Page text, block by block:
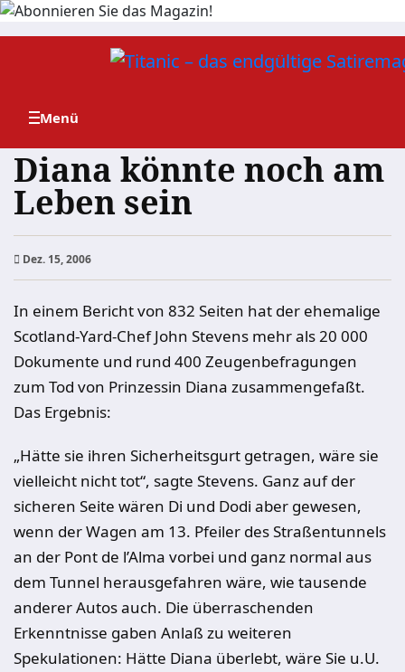
Zum
Diana könnte noch am
Leben sein
Dez. 15, 2006
In einem Bericht von 832 Seiten hat der ehemalige
Scotland-Yard-Chef John Stevens mehr als 20 000
Dokumente und rund 400 Zeugenbefragungen
zum Tod von Prinzessin Diana zusammengefaßt.
Das Ergebnis:
„Hätte sie ihren Sicherheitsgurt getragen, wäre sie
vielleicht nicht tot“, sagte Stevens. Ganz auf der
sicheren Seite wären Di und Dodi aber gewesen,
wenn der Wagen am 13. Pfeiler des Straßentunnels
an der Pont de l’Alma vorbei und ganz normal aus
dem Tunnel herausgefahren wäre, wie tausende
anderer Autos auch. Die überraschenden
Erkenntnisse gaben Anlaß zu weiteren
Spekulationen: Hätte Diana überlebt, wäre Sie u.U.